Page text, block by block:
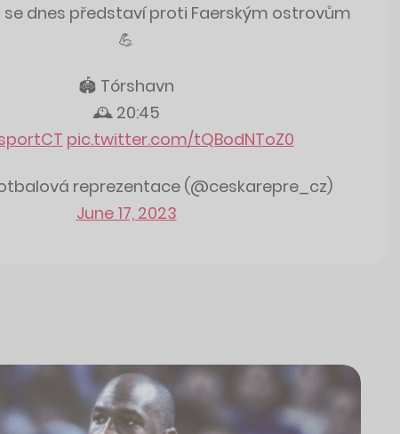
dnes představí proti Faerským ostrovům
💪
🏟️ Tórshavn
🕰️ 20:45
pic.twitter.com/tQBodNToZ0
reprezentace (@ceskarepre_cz)
June 17, 2023